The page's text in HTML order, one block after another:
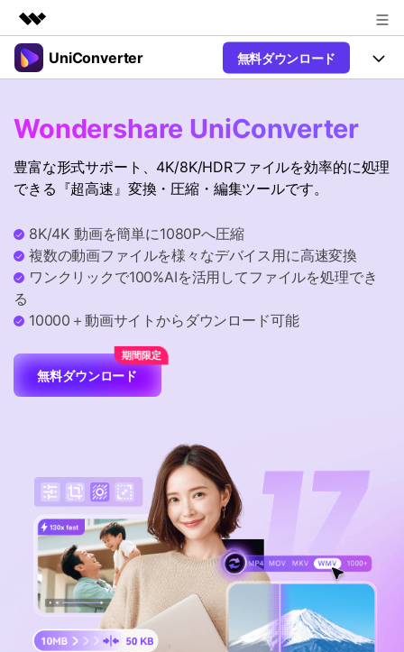
製品
ユーティリティ
概要
ソリューション
プラン＆価格
サポート
UniConverter 無料ダウンロード
UniConverter-動画変換ソフト
UniConverter Windows版
音声をテキストに
確かつ便利にテキストに変換
New
【簡単】複数の動画ファイルを
Hot
AI 機能
オンラインツール
オンライン動画圧縮ツール
動画・画像の無料圧縮
オンライン動画変換ツール
動画・音声・画像の無料変換
Hot
Ver17へアップグレード
使い方&コツ
操作ガイド
動画関連のコツ
特集ページ
サポート
バージョン履歴
search
Wondershare UniConverter
豊富な形式サポート、4K/8K/HDRファイルを効率的に処理
できる『超高速』変換・圧縮・編集ツールです。
8K/4K 動画を簡単に1080Pへ圧縮
複数の動画ファイルを様々なデバイス用に高速変換
ワンクリックで100%AIを活用してファイルを処理でき
る
10000＋動画サイトからダウンロード可能
無料ダウンロード